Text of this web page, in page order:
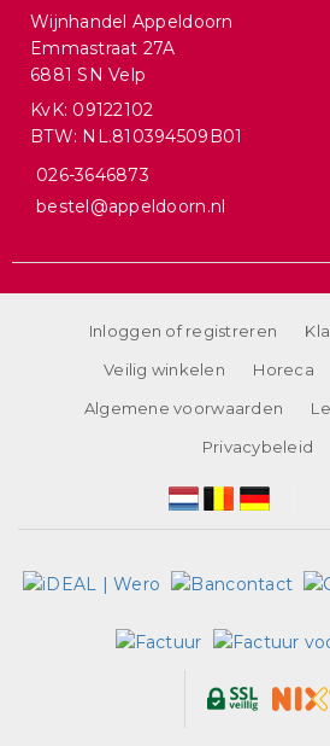
Wijnhandel Appeldoorn
Emmastraat 27A
6881 SN Velp
KvK: 09122102
BTW: NL.810394509B01
026-3646873
bestel@appeldoorn.nl
Inloggen of registreren
Veilig winkelen
Horeca
Algemene voorwaarden
Privacybeleid